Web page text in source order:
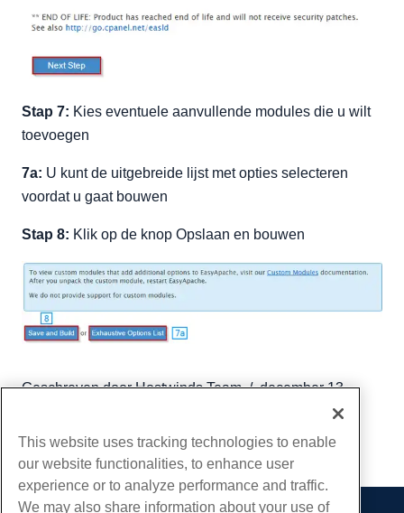
Stap 7: Kies eventuele aanvullende modules die u wilt
toevoegen
7a: U kunt de uitgebreide lijst met opties selecteren
voordat u gaat bouwen
Stap 8: Klik op de knop Opslaan en bouwen
Geschreven door Hostwinds Team/december 13,
Kopiëren URL
This website uses tracking technologies to enable
our website functionalities, to enhance user
experience or to analyze performance and traffic.
We may also share information about your use of